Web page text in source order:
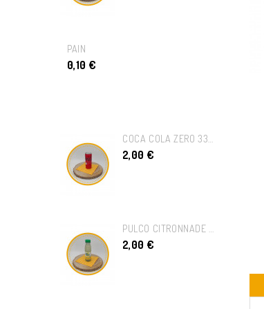
PAIN
0,10 €
2,00 €
2,00 €